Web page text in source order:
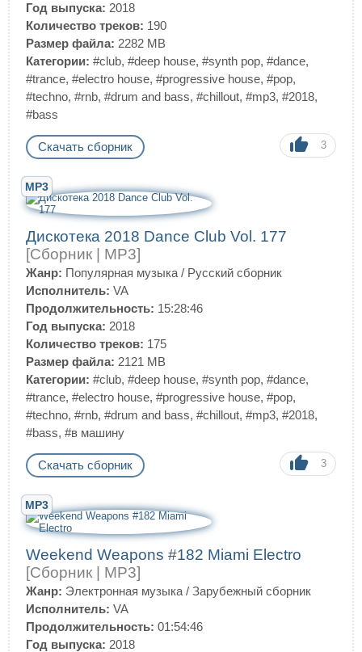
Год выпуска: 2018
Количество треков: 190
Размер файла: 2282 MB
Категории: #club, #deep house, #synth pop, #dance,
#trance, #electro house, #progressive house, #pop,
#techno, #rnb, #drum and bass, #chillout, #mp3, #2018,
#bass
Скачать сборник 3
MP3
Дискотека 2018 Dance Club Vol. 177
[Сборник | MP3]
Жанр: Популярная музыка / Русский сборник
Исполнитель: VA
Продолжительность: 15:28:46
Год выпуска: 2018
Количество треков: 175
Размер файла: 2121 MB
Категории: #club, #deep house, #synth pop, #dance,
#trance, #electro house, #progressive house, #pop,
#techno, #rnb, #drum and bass, #chillout, #mp3, #2018,
#bass, #в машину
Скачать сборник 3
MP3
Weekend Weapons #182 Miami Electro
[Сборник | MP3]
Жанр: Электронная музыка / Зарубежный сборник
Исполнитель: VA
Продолжительность: 01:54:46
Год выпуска: 2018